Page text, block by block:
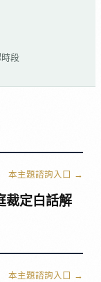
段
本主題諮詢入口 →
裁定白話解
本主題諮詢入口 →